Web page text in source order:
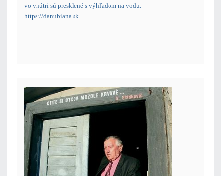
vo vnútri sú presklené s výhľadom na vodu. -
https://danubiana.sk